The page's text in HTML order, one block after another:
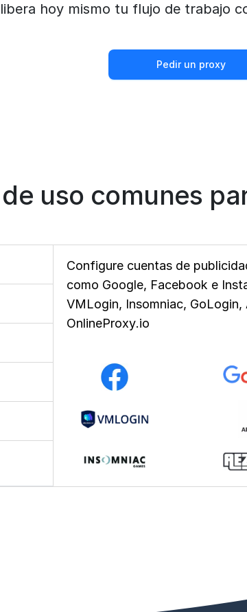
libera hoy mismo tu flujo de trabajo
Pedir un proxy
uso comunes
Configure cuentas de
como Google, Facebook e
VMLogin, Insomniac,
OnlineProxy.io